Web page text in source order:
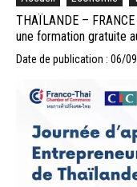
THAÏLANDE –
une formation gratuite
Date de publication : 06/